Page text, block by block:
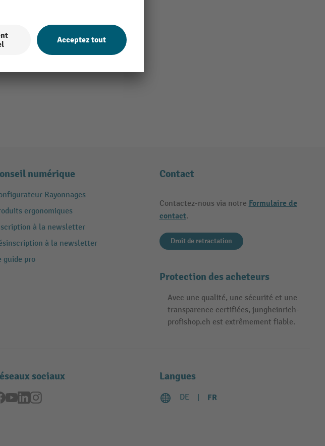
numérique
Rayonnages
ergonomiques
à la newsletter
à la newsletter
guide pro
Contact
Contactez-nous via notre Formulaire de
contact.
Droit de retractation
Protection des acheteurs
Avec une qualité, une sécurité et une
transparence certifiées, jungheinrich-
profishop.ch est extrêmement fiable.
sociaux
Facebook
YouTubeLinkedInInstagram
Langues
DE FR